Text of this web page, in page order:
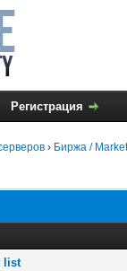
Регистрация
› Биржа /
list